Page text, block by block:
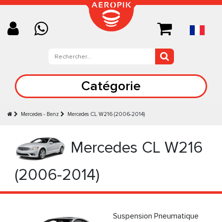
Catégorie
Mercedes - Benz Mercedes CL W216 (2006-2014)
Mercedes CL W216
(2006-2014)
Suspension Pneumatique